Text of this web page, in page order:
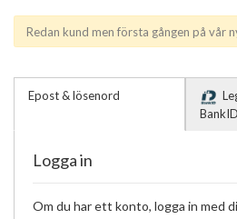
Redan kund men första gången på vår
Epost & lösenord
BankID
Logga in
Om du har ett konto, logga in med